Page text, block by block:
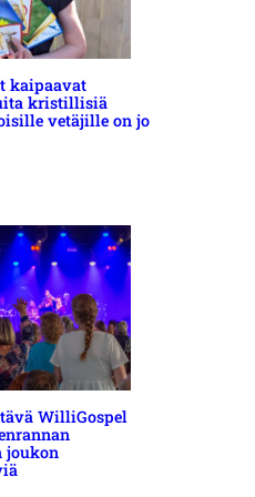
kaipaavat
kristillisiä
vetäjille on jo
WilliGospel
joukon